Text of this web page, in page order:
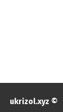
ukrizol.xyz ©️